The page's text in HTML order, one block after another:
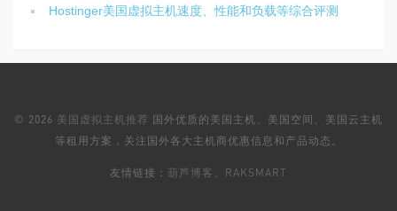
Hostinger美国虚拟主机速度、性能和负载等综合评测
© 2026 美国虚拟主机推荐 国外优质的美国主机、美国空间、美国云主机
等租用方案，关注国外各大主机商优惠信息和产品动态。
友情链接： 葫芦博客 RAKSMART